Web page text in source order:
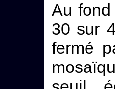
Au
30 sur
fermé